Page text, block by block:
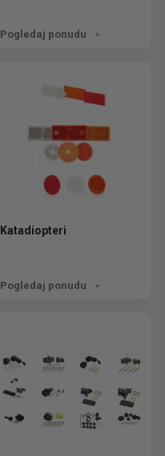
Pogledaj ponudu
Katadiopteri
Pogledaj ponudu